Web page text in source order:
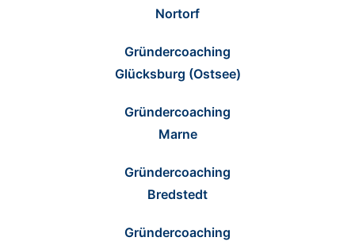
Nortorf
Gründercoaching
Glücksburg (Ostsee)
Gründercoaching
Marne
Gründercoaching
Bredstedt
Gründercoaching